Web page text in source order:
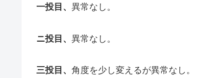
一投目、 異常なし。
ニ投目、 異常なし。
三投目、 角度を少し変えるが異常なし。